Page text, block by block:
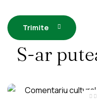
Trimite
S-ar